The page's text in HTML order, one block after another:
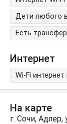
Дети любого
Есть трансфер
Интернет
Wi-Fi
На карте
г. Сочи,